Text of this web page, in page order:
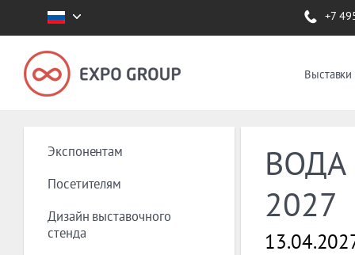
+7
Экспонентам
Посетителям
Дизайн выставочного
стенда
ВОДА
2027